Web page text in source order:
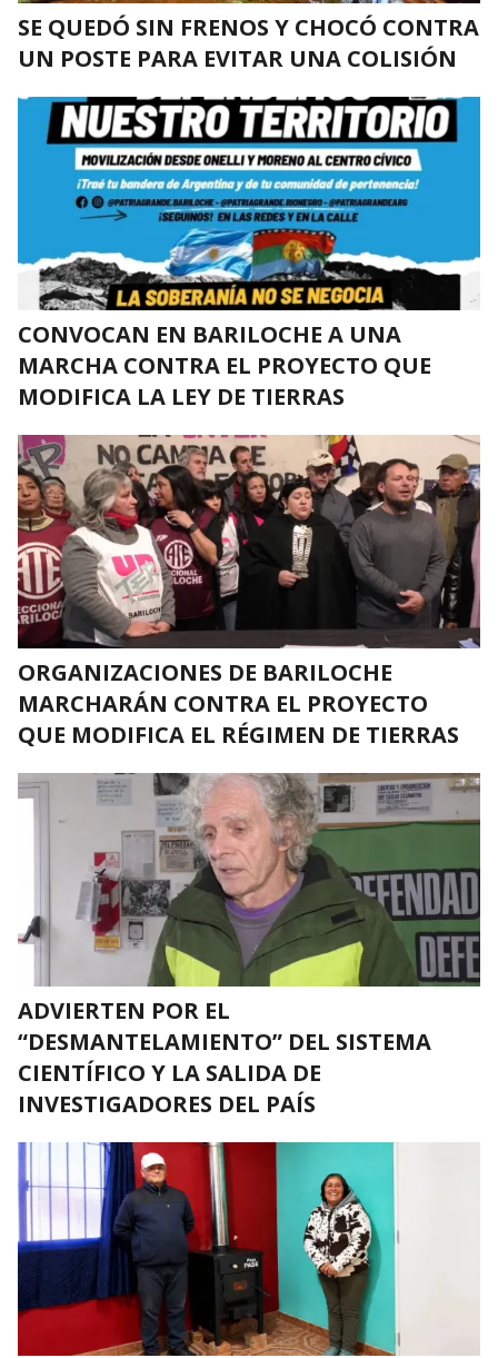
SE QUEDÓ SIN FRENOS Y CHOCÓ CONTRA
UN POSTE PARA EVITAR UNA COLISIÓN
CONVOCAN EN BARILOCHE A UNA
MARCHA CONTRA EL PROYECTO QUE
MODIFICA LA LEY DE TIERRAS
ORGANIZACIONES DE BARILOCHE
MARCHARÁN CONTRA EL PROYECTO
QUE MODIFICA EL RÉGIMEN DE TIERRAS
ADVIERTEN POR EL
“DESMANTELAMIENTO” DEL SISTEMA
CIENTÍFICO Y LA SALIDA DE
INVESTIGADORES DEL PAÍS